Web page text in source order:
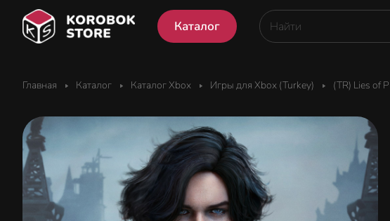
Каталог
Главная Каталог Каталог Xbox Игры для Xbox (Turkey) (TR) Lies of